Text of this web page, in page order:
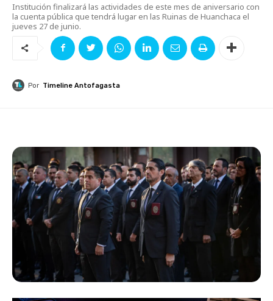
Institución finalizará las actividades de este mes de aniversario con
la cuenta pública que tendrá lugar en las Ruinas de Huanchaca el
jueves 27 de junio.
Por Timeline Antofagasta